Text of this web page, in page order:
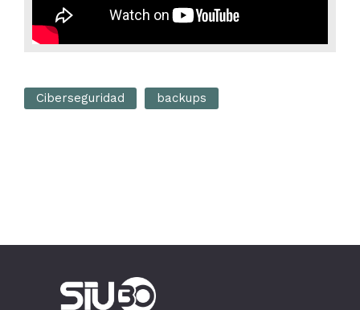
Ciberseguridad backups